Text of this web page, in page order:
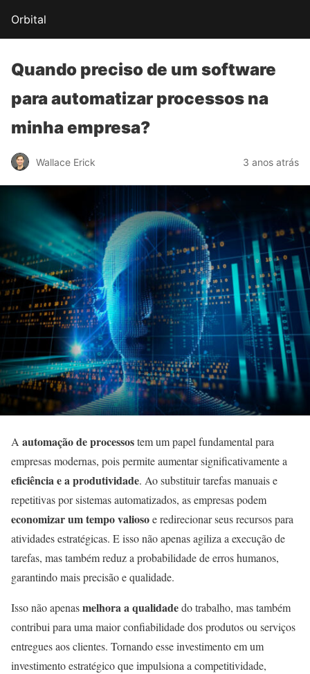
Orbital
Quando preciso de um software
para automatizar processos na
minha empresa?
Wallace Erick 3 anos atrás
A automação de processostem um papel fundamental para
empresas modernas, pois permite aumentar significativamente a
eficiência e a produtividade. Ao substituir tarefas manuais e
repetitivas por sistemas automatizados, as empresas podem
economizar um tempo valiosoe redirecionar seus recursos para
atividades estratégicas. E isso não apenas agiliza a execução de
tarefas, mas também reduz a probabilidade de erros humanos,
garantindo mais precisão e qualidade.
Isso não apenasmelhora a qualidadedo trabalho, mas também
contribui para uma maior confiabilidade dos produtos ou serviços
entregues aos clientes. Tornando esse investimento em um
investimento estratégico que impulsiona a competitividade,